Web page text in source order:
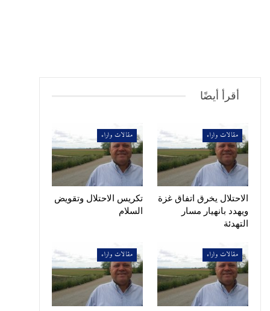
أقرأ أيضًا
مقالات واراء
الاحتلال يخرق اتفاق غزة
ويهدد بانهيار مسار
التهدئة
مقالات واراء
تكريس الاحتلال وتقويض
السلام
مقالات واراء مقالات واراء